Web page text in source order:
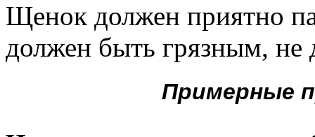
Щенок должен приятно
должен быть грязным,
Примерные